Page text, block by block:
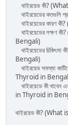
থাইরয়েড কী?
থাইরয়েডের
থাইরয়েডের কারণ
থাইরয়েডের
Bengali)
থাইরয়েডের
Bengali)
থাইরয়েড সমস্যা
Thyroid in
থাইরয়েডে কী
in Thyroid in
থাইরয়েড কী?